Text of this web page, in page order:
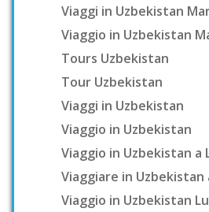
Viaggi in Uzbekistan
Viaggio in Uzbekistan
Tours Uzbekistan
Tour Uzbekistan
Viaggi in Uzbekistan
Viaggio in Uzbekistan
Viaggio in Uzbekistan a
Viaggiare in
Viaggio in Uzbekistan